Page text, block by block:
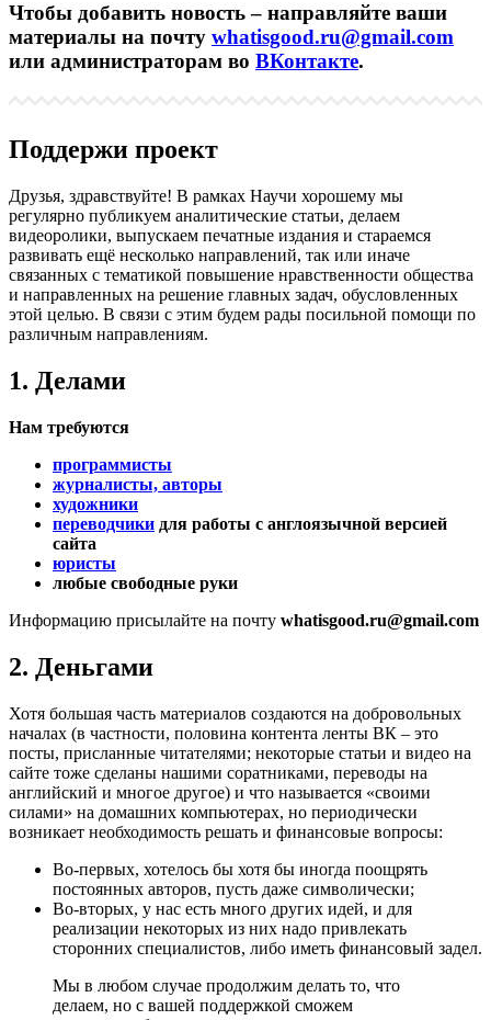
Чтобы добавить новость – направляйте ваши
материалы на почту whatisgood.ru@gmail.com
или администраторам во ВКонтакте.
Поддержи проект
Друзья, здравствуйте! В рамках Научи хорошему мы
регулярно публикуем аналитические статьи, делаем
видеоролики, выпускаем печатные издания и стараемся
развивать ещё несколько направлений, так или иначе
связанных с тематикой повышение нравственности общества
и направленных на решение главных задач, обусловленных
этой целью. В связи с этим будем рады посильной помощи по
различным направлениям.
1. Делами
Нам требуются
программисты
журналисты, авторы
художники
переводчики для работы с англоязычной версией
сайта
юристы
любые свободные руки
Информацию присылайте на почту whatisgood.ru@gmail.com
2. Деньгами
Хотя большая часть материалов создаются на добровольных
началах (в частности, половина контента ленты ВК – это
посты, присланные читателями; некоторые статьи и видео на
сайте тоже сделаны нашими соратниками, переводы на
английский и многое другое) и что называется «своими
силами» на домашних компьютерах, но периодически
возникает необходимость решать и финансовые вопросы:
Во-первых, хотелось бы хотя бы иногда поощрять
постоянных авторов, пусть даже символически;
Во-вторых, у нас есть много других идей, и для
реализации некоторых из них надо привлекать
сторонних специалистов, либо иметь финансовый задел.
Мы в любом случае продолжим делать то, что
делаем, но с вашей поддержкой сможем